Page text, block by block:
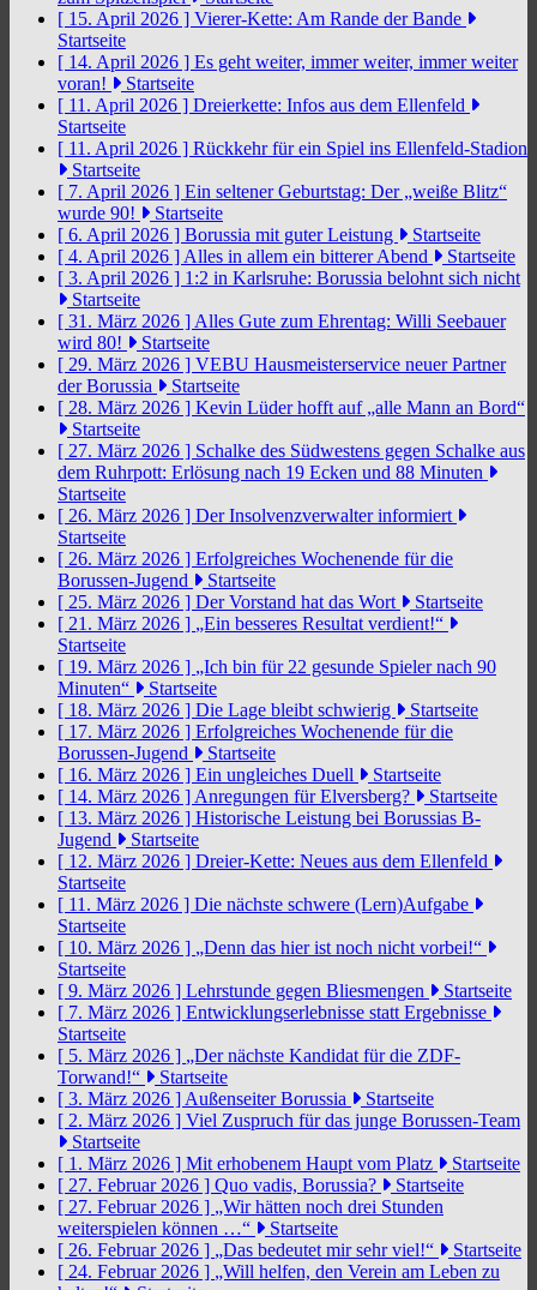
[ 15. April 2026 ] Vierer-Kette: Am Rande der Bande
Startseite
[ 14. April 2026 ] Es geht weiter, immer weiter, immer weiter
voran!
Startseite
[ 11. April 2026 ] Dreierkette: Infos aus dem Ellenfeld
Startseite
[ 11. April 2026 ] Rückkehr für ein Spiel ins Ellenfeld-Stadion
Startseite
[ 7. April 2026 ] Ein seltener Geburtstag: Der „weiße Blitz“
wurde 90!
Startseite
[ 6. April 2026 ] Borussia mit guter Leistung
Startseite
[ 4. April 2026 ] Alles in allem ein bitterer Abend
Startseite
[ 3. April 2026 ] 1:2 in Karlsruhe: Borussia belohnt sich nicht
Startseite
[ 31. März 2026 ] Alles Gute zum Ehrentag: Willi Seebauer
wird 80!
Startseite
[ 29. März 2026 ] VEBU Hausmeisterservice neuer Partner
der Borussia
Startseite
[ 28. März 2026 ] Kevin Lüder hofft auf „alle Mann an Bord“
Startseite
[ 27. März 2026 ] Schalke des Südwestens gegen Schalke aus
dem Ruhrpott: Erlösung nach 19 Ecken und 88 Minuten
Startseite
[ 26. März 2026 ] Der Insolvenzverwalter informiert
Startseite
[ 26. März 2026 ] Erfolgreiches Wochenende für die
Borussen-Jugend
Startseite
[ 25. März 2026 ] Der Vorstand hat das Wort
Startseite
[ 21. März 2026 ] „Ein besseres Resultat verdient!“
Startseite
[ 19. März 2026 ] „Ich bin für 22 gesunde Spieler nach 90
Minuten“
Startseite
[ 18. März 2026 ] Die Lage bleibt schwierig
Startseite
[ 17. März 2026 ] Erfolgreiches Wochenende für die
Borussen-Jugend
Startseite
[ 16. März 2026 ] Ein ungleiches Duell
Startseite
[ 14. März 2026 ] Anregungen für Elversberg?
Startseite
[ 13. März 2026 ] Historische Leistung bei Borussias B-
Jugend
Startseite
[ 12. März 2026 ] Dreier-Kette: Neues aus dem Ellenfeld
Startseite
[ 11. März 2026 ] Die nächste schwere (Lern)Aufgabe
Startseite
[ 10. März 2026 ] „Denn das hier ist noch nicht vorbei!“
Startseite
[ 9. März 2026 ] Lehrstunde gegen Bliesmengen
Startseite
[ 7. März 2026 ] Entwicklungserlebnisse statt Ergebnisse
Startseite
[ 5. März 2026 ] „Der nächste Kandidat für die ZDF-
Torwand!“
Startseite
[ 3. März 2026 ] Außenseiter Borussia
Startseite
[ 2. März 2026 ] Viel Zuspruch für das junge Borussen-Team
Startseite
[ 1. März 2026 ] Mit erhobenem Haupt vom Platz
Startseite
[ 27. Februar 2026 ] Quo vadis, Borussia?
Startseite
[ 27. Februar 2026 ] „Wir hätten noch drei Stunden
weiterspielen können …“
Startseite
[ 26. Februar 2026 ] „Das bedeutet mir sehr viel!“
Startseite
[ 24. Februar 2026 ] „Will helfen, den Verein am Leben zu